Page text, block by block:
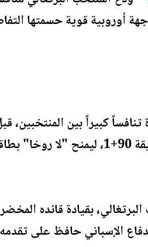
أوروبية قوية حسمتها
تنافساً كبيراً بين
ميرينو في الدقيقة 90+1،
بقيادة قائده
الإسباني حافظ على